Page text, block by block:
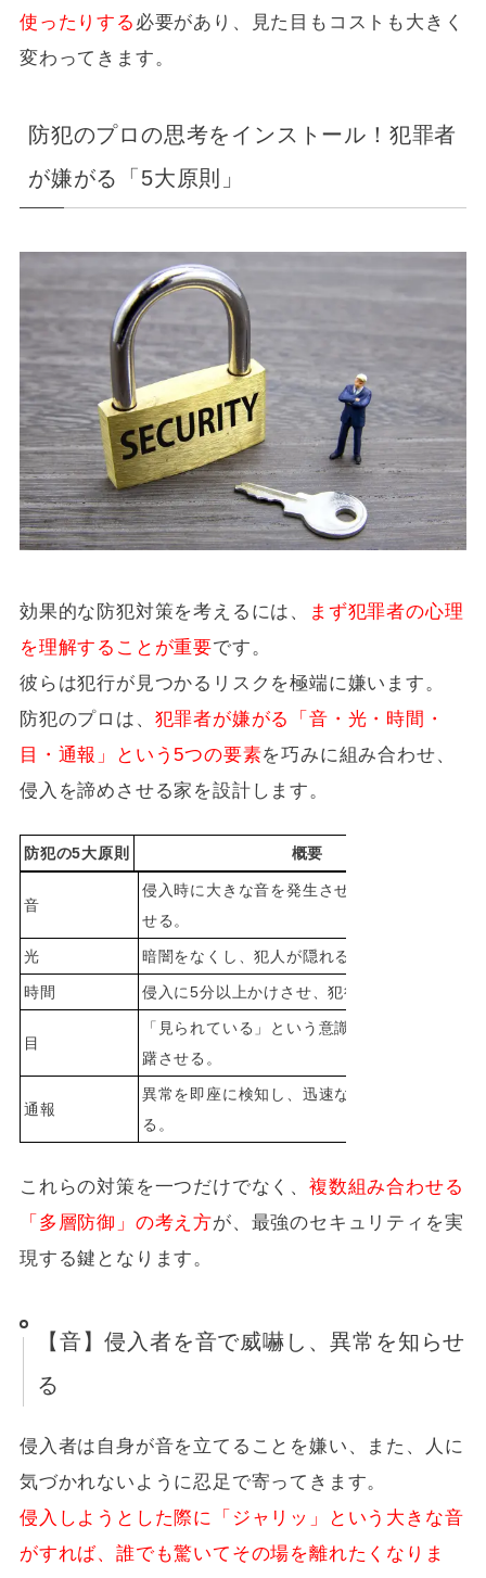
使ったりする 必要があり、見た目もコストも大きく
変わってきます。
防犯のプロの思考をインストール！犯罪者
が嫌がる「5大原則」
効果的な防犯対策を考えるには、
まず犯罪者の心理
を理解することが重要です。
彼らは犯行が見つかるリスクを極端に嫌います。
防犯のプロは、 犯罪者が嫌がる「音・光・時間・
目・通報」という5つの要素を巧みに組み合わせ、
侵入を諦めさせる家を設計します。
防犯の5大原則 概要
音
侵入時に大きな音を発生させ、犯人をためらわ
せる。
光 暗闇をなくし、犯人が隠れる場所をなくす。
時間 侵入に5分以上かけさせ、犯行を断念させる。
目
「見られている」という意識を与え、犯行を躊
躇させる。
通報
異常を即座に検知し、迅速な対応体制を整え
る。
これらの対策を一つだけでなく、 複数組み合わせる
「多層防御」の考え方が、最強のセキュリティを実
現する鍵となります。
【音】侵入者を音で威嚇し、異常を知らせ
る
侵入者は自身が音を立てることを嫌い、また、人に
気づかれないように忍足で寄ってきます。
侵入しようとした際に「ジャリッ」という大きな音
がすれば、誰でも驚いてその場を離れたくなりま